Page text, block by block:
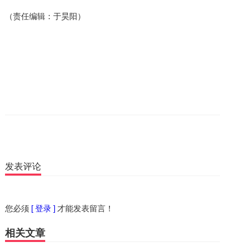
（责任编辑：于昊阳）
发表评论
您必须 [ 登录 ] 才能发表留言！
相关文章